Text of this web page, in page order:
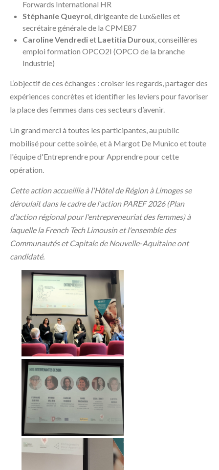
Forwards International HR
Stéphanie Queyroi, dirigeante de Lux&elles et
secrétaire générale de la CPME87
Caroline Vendrediet Laetitia Duroux, conseillères
emploi formation OPCO2I (OPCO de la branche
Industrie)
L’objectif de ces échanges : croiser les regards, partager des
expériences concrètes et identifier les leviers pour favoriser
la place des femmes dans ces secteurs d’avenir.
Un grand merci à toutes les participantes, au public
mobilisé pour cette soirée, et à Margot De Munico et toute
l'équipe d'Entreprendre pour Apprendre pour cette
opération.
Cette action accueillie à l'Hôtel de Région à Limoges se
déroulait dans le cadre de l'action PAREF 2026 (Plan
d'action régional pour l'entrepreneuriat des femmes) à
laquelle la French Tech Limousin et l'ensemble des
Communautés et Capitale de Nouvelle-Aquitaine ont
candidaté.